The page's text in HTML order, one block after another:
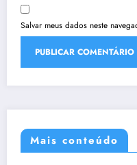
Salvar meus dados neste
Mais conteúdo